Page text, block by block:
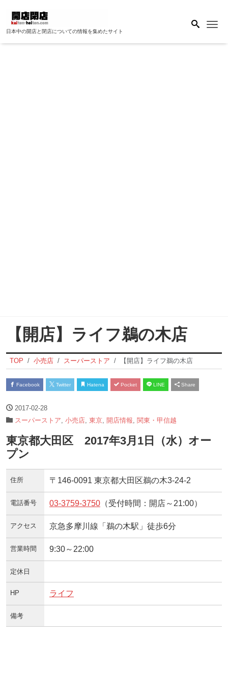
日本中の開店と閉店についての情報を集めたサイト
【開店】ライフ鵜の木店
TOP 小売店 スーパーストア 【開店】ライフ鵜の木店
Facebook Twitter Hatena Pocket LINE Share
2017-02-28
スーパーストア 小売店 東京 開店情報 関東・甲信越
東京都大田区 2017年3月1日（水）オー
プン
住所 〒146-0091 東京都大田区鵜の木3-24-2
電話番号 03-3759-3750 （受付時間：開店～21:00）
アクセス 京急多摩川線「鵜の木駅」徒歩6分
営業時間 9:30～22:00
定休日
HP ライフ
備考